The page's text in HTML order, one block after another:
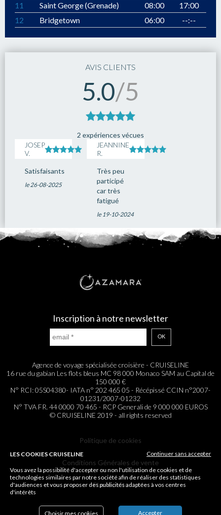
LES COOKIES CRUISELINE Continuer sans accepter
Vous avez la possibilité d'accepter ou non l'utilisation de cookies et de
technologies similaires par notre société afin de réaliser des statistiques
d'audiences et vous proposer des publicités adaptées à vos centres
d'intérêts
Choisir mes cookies Accepter
11
Saint George (Grenade) 08:00
17:00
12
Bridgetown 06:00 --:--
AVIS CLIENTS
5.0/5
2 expériences vécues
JOSEP
V.
Satisfaisants
le 26-08-2025
JEANNINE
R.
Très peu
participé
car très
fatigué
le 19-10-2024
Inscription à notre newsletter
OK
Agence de voyage spécialisée croisière - CRUISELINE
16 rue du gabian Les flots bleus MC 98 000 Monaco SAM au Capital de
150 000 €
N° RCI: 05S04380- IATA n° 202 465 05 - Récépissé CCIN n°2007-
01231/2007-01232
N° TVA FR. 44 0000 70 465 - RCP Generali de 9 000 000 EUROS
© CRUISELINE 2019 - all rights reserved
Politique de cookies
Conditions Générales de vente
Plan du site